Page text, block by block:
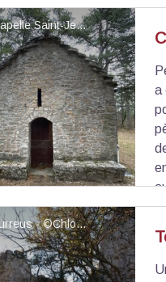
Voir l'image en plein
vous, et la Seconde
seuls subsistent les
Chapelle Saint-Jean - ©Louis Bonnet
et histoire
a
Tourreus - ©Chloé Giboin - PNR Mont-Ventoux
et histoire